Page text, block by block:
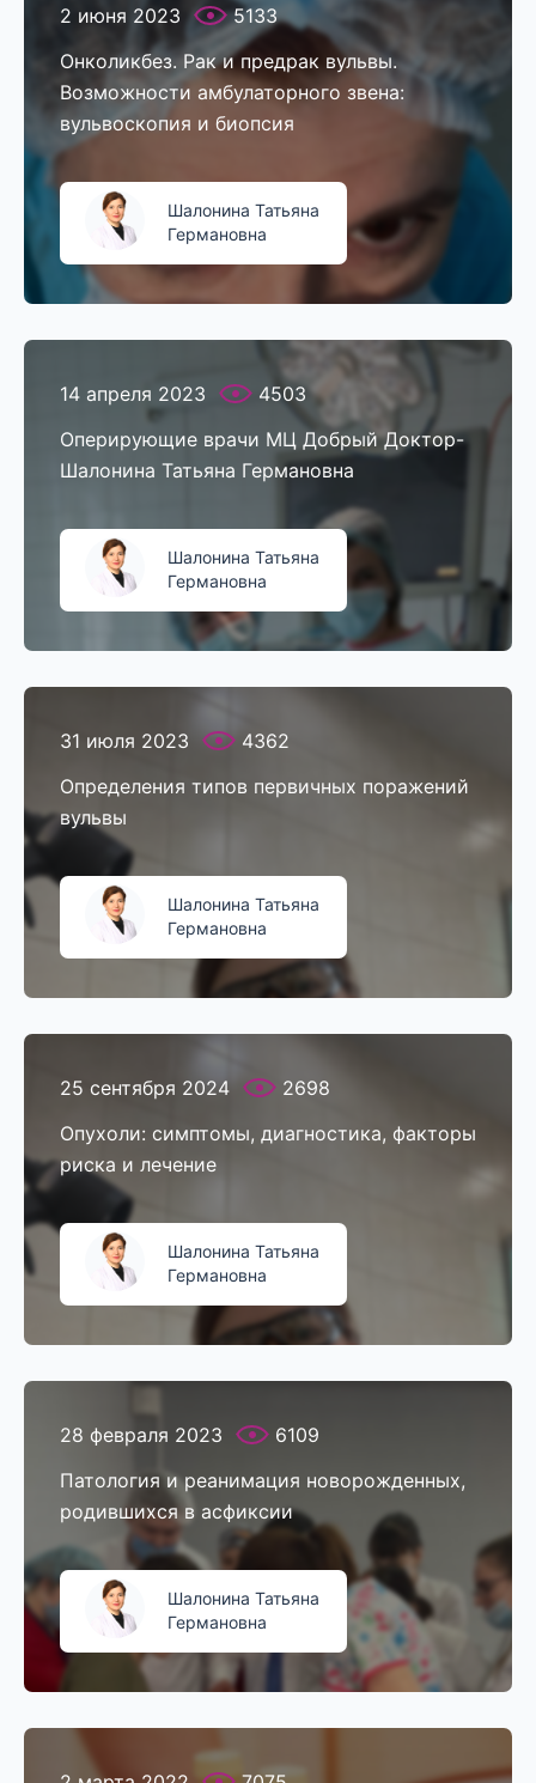
2 июня 2023
5133
Онколикбез. Рак и предрак вульвы.
Возможности амбулаторного звена:
вульвоскопия и биопсия
Шалонина Татьяна
Германовна
14 апреля 2023
4503
Оперирующие врачи МЦ Добрый Доктор-
Шалонина Татьяна Германовна
Шалонина Татьяна
Германовна
31 июля 2023
4362
Определения типов первичных поражений
вульвы
Шалонина Татьяна
Германовна
25 сентября 2024
2698
Опухоли: симптомы, диагностика, факторы
риска и лечение
Шалонина Татьяна
Германовна
28 февраля 2023
6109
Патология и реанимация новорожденных,
родившихся в асфиксии
Шалонина Татьяна
Германовна